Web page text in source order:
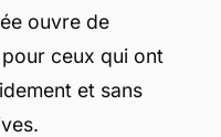
ouvre de
ceux qui ont
et sans